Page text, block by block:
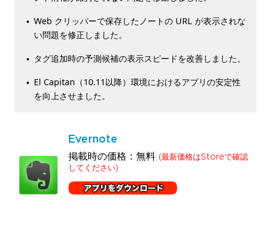
Web クリッパーで保存したノートの URL が表示されな
い問題を修正しました。
タグ追加時の予測候補の表示スピードを改善しました。
El Capitan（10.11以降）環境におけるアプリの安定性
を向上させました。
Evernote
掲載時の価格：無料 (最新価格はStoreで確認
してください)